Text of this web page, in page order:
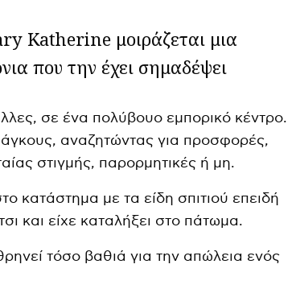
Katherine μοιράζεται μια
που την έχει σημαδέψει
σε ένα πολύβουο εμπορικό κέντρο.
αναζητώντας για προσφορές,
στιγμής, παρορμητικές ή μη.
κατάστημα με τα είδη σπιτιού επειδή
και είχε καταλήξει στο πάτωμα.
τόσο βαθιά για την απώλεια ενός